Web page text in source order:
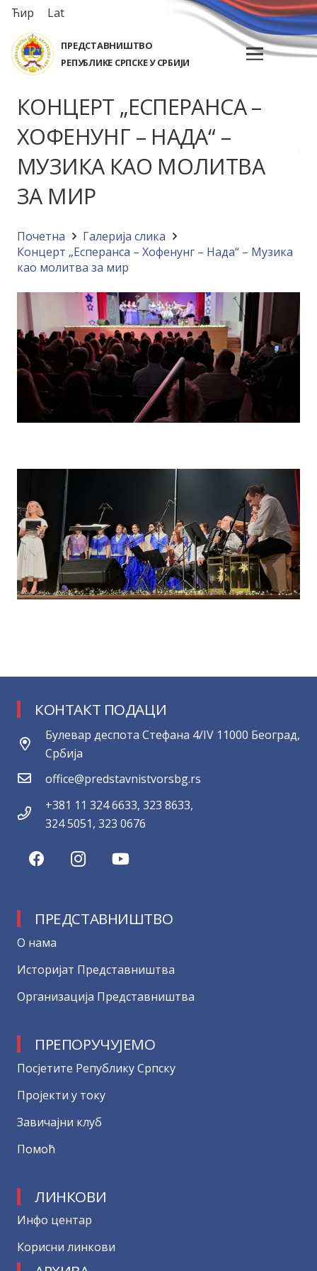
Ћир Lat
ПРЕДСТАВНИШТВО
РЕПУБЛИКЕ СРПСКЕ У СРБИЈИ
КОНЦЕРТ „ЕСПЕРАНСА –
ХОФЕНУНГ – НАДА“ –
МУЗИКА КАО МОЛИТВА
ЗА МИР
Почетна
Галерија слика
Концерт „Есперанса – Хофенунг – Нада“ – Музика
као молитва за мир
КОНТАКТ ПОДАЦИ
Булевар деспота Стефана 4/IV 11000 Београд,
Србија
office@predstavnistvorsbg.rs
+381 11 324 6633, 323 8633,
324 5051, 323 0676
ПРЕДСТАВНИШТВО
О нама
Историјат Представништва
Организација Представништва
ПРЕПОРУЧУЈЕМО
Посјетите Републику Српску
Пројекти у току
Завичајни клуб
Помоћ
ЛИНКОВИ
Инфо центар
Корисни линкови